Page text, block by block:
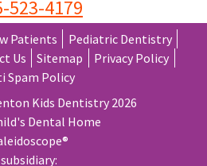
523-4179
Patients
Pediatric Dentistry
Us Sitemap
Privacy Policy
Spam Policy
Kids Dentistry 2026
Dental Home
subsidiary: